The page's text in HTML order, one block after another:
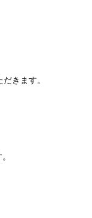
きます。